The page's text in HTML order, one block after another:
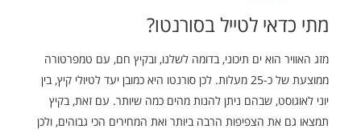
מתי כדאי לטייל בסורנטו?
מזג האוויר הוא ים תיכוני, בדומה לשלנו, ובקיץ חם, עם טמפרטורה
ממוצעת של כ-25 מעלות. לכן סורנטו היא כמובן יעד לטיולי קיץ, בין
יוני לאוגוסט, שבהם ניתן להנות מהים כמה שיותר. עם זאת, בקיץ
תמצאו גם את הצפיפות הרבה ביותר ואת המחירים הכי גבוהים, ולכן